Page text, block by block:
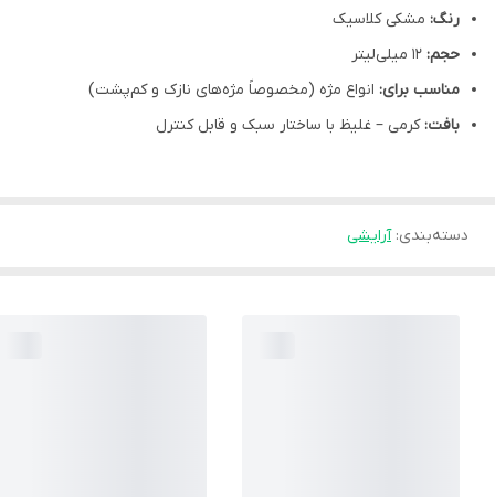
رنگ: مشکی کلاسیک
حجم:
مناسب برای: انواع مژه (مخصوصاً مژه‌های نازک و کم‌پشت)
بافت:کرمی – غلیظ با ساختار سبک و قابل کنترل
دسته‌بندی:آرایشی